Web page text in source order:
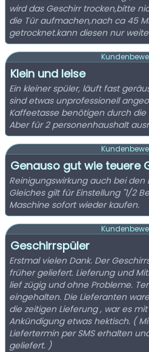
wird das Geschirr trocken,bitte
die Tür aufmachen,nach ca 45
getrocknet.kann diesen nur
Klein und leise
Ein kleiner spüler, läuft fast
sind etwas unprofessionell
Kaffeetasse benötigen durch die
Aber für 2 personenhaushalt
Genauso gut wie teuere
Reinigungswirkung auch bei den
Gleiches gilt für Einstellung "1/2
Maschine sofort wieder kaufen.
Geschirrspüler
Erstmal vielen Dank. Der
früher geliefert. Lieferung und
lief zügig und ohne Probleme.
eingehalten. Die Lieferanten
die zeitigen Lieferung , war es
Ankündigung etwas hektisch. (
Liefertermin per SMS erhalten
geliefert. )